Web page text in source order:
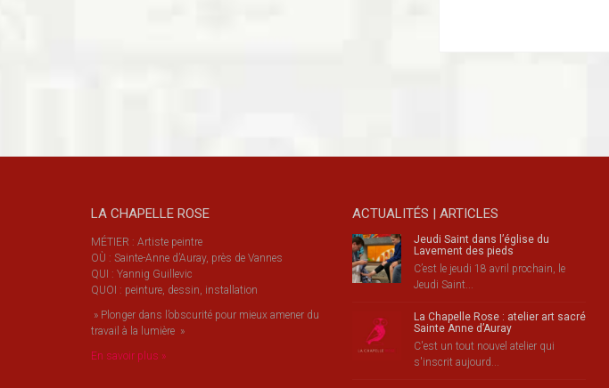
LA CHAPELLE ROSE
MÉTIER : Artiste peintre
OÙ : Sainte-Anne d’Auray, près de Vannes
QUI : Yannig Guillevic
QUOI : peinture, dessin, installation
» Plonger dans l’obscurité pour mieux amener du
travail à la lumière »
En savoir plus »
ACTUALITÉS | ARTICLES
Jeudi Saint dans l’église du
Lavement des pieds
C’est le jeudi 18 avril prochain, le
Jeudi Saint...
La Chapelle Rose : atelier art sacré
Sainte Anne d’Auray
C'est un tout nouvel atelier qui
s'inscrit aujourd...